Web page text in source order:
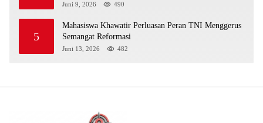
Juni 9, 2026 490
5
Mahasiswa Khawatir Perluasan Peran TNI Menggerus
Semangat Reformasi
Juni 13, 2026 482